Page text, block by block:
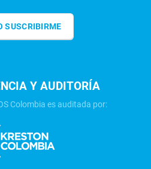
SUSCRIBIRME
Y AUDITORÍA
Colombia es auditada por: